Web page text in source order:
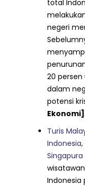
total
negeri
20
dalam
potensi
Ekonomi]
Turis
Singapura